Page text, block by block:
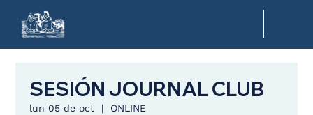
SESIÓN JOURNAL CLUB
lun 05 de oct
  |
ONLINE